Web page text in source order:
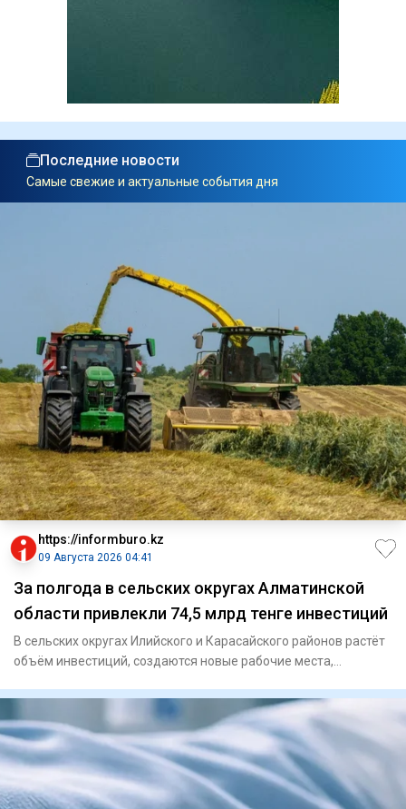
Последние новости
Самые свежие и актуальные события дня
https://informburo.kz
09 Августа 2026 04:41
За полгода в сельских округах Алматинской
области привлекли 74,5 млрд тенге инвестиций
В сельских округах Илийского и Карасайского районов растёт
объём инвестиций, создаются новые рабочие места,